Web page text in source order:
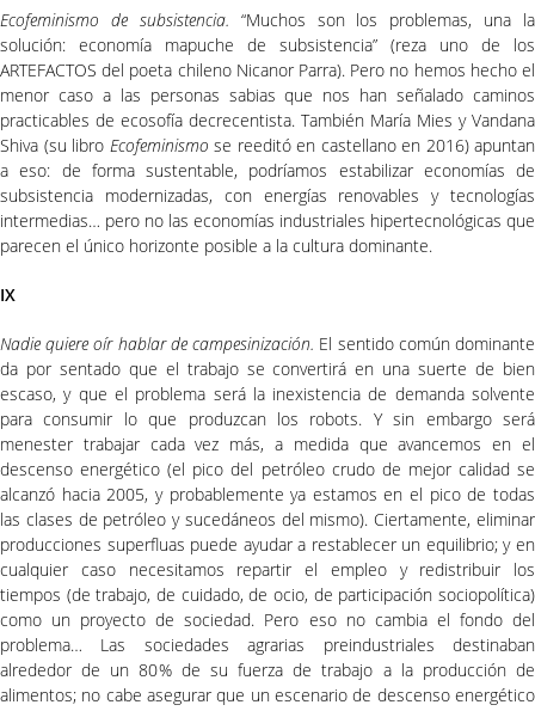
Ecofeminismo de subsistencia. “Muchos son los problemas, una la
solución: economía mapuche de subsistencia” (reza uno de los
ARTEFACTOS del poeta chileno Nicanor Parra). Pero no hemos hecho el
menor caso a las personas sabias que nos han señalado caminos
practicables de ecosofía decrecentista. También María Mies y Vandana
Shiva (su libro Ecofeminismo se reeditó en castellano en 2016) apuntan
a eso: de forma sustentable, podríamos estabilizar economías de
subsistencia modernizadas, con energías renovables y tecnologías
intermedias… pero no las economías industriales hipertecnológicas que
parecen el único horizonte posible a la cultura dominante.
IX
Nadie quiere oír hablar de campesinización. El sentido común dominante
da por sentado que el trabajo se convertirá en una suerte de bien
escaso, y que el problema será la inexistencia de demanda solvente
para consumir lo que produzcan los robots. Y sin embargo será
menester trabajar cada vez más, a medida que avancemos en el
descenso energético (el pico del petróleo crudo de mejor calidad se
alcanzó hacia 2005, y probablemente ya estamos en el pico de todas
las clases de petróleo y sucedáneos del mismo). Ciertamente, eliminar
producciones superfluas puede ayudar a restablecer un equilibrio; y en
cualquier caso necesitamos repartir el empleo y redistribuir los
tiempos (de trabajo, de cuidado, de ocio, de participación sociopolítica)
como un proyecto de sociedad. Pero eso no cambia el fondo del
problema… Las sociedades agrarias preindustriales destinaban
alrededor de un 80% de su fuerza de trabajo a la producción de
alimentos; no cabe asegurar que un escenario de descenso energético